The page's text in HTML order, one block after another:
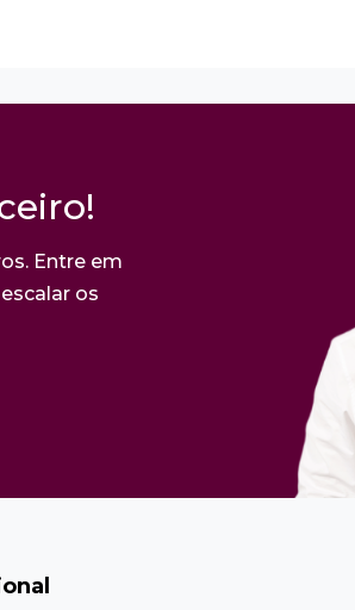
Entre em
os